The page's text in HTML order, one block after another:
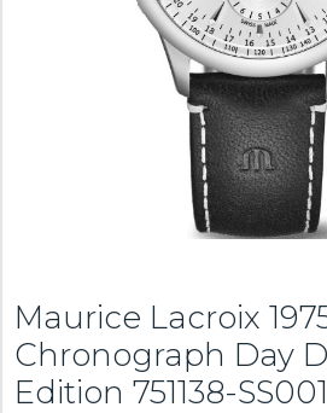
Maurice Lacroix
Chronograph Day
Edition 751138-